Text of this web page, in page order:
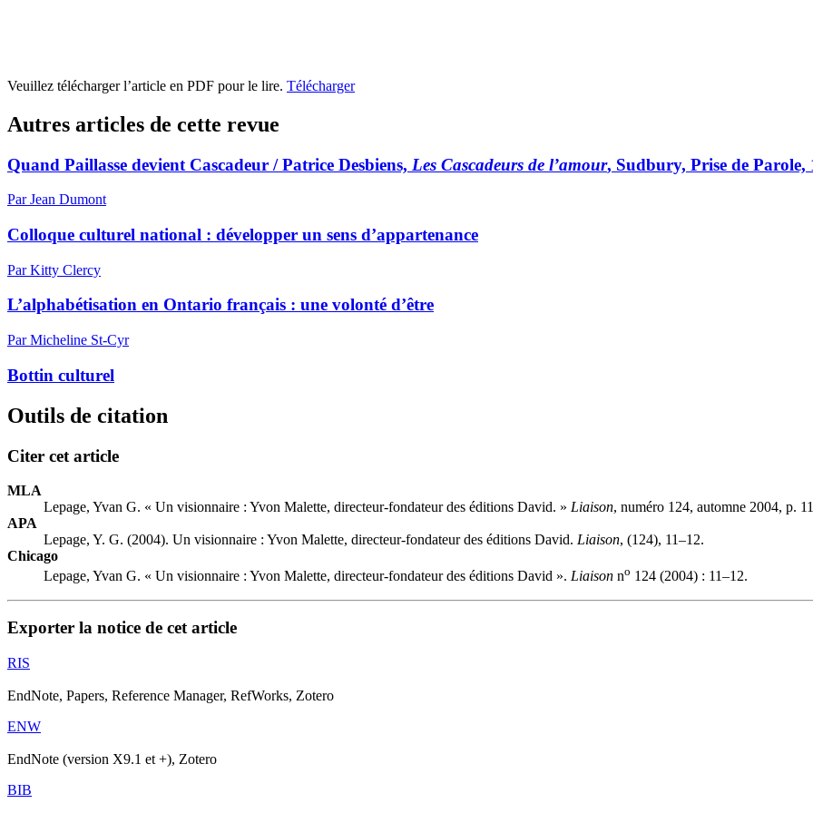
Veuillez télécharger l’article en PDF pour le lire. Télécharger
Autres articles de cette revue
Quand Paillasse devient Cascadeur / Patrice Desbiens, Les Cascadeurs de l’amour, Sudbury, Prise de Parole,
Par Jean Dumont
Colloque culturel national : développer un sens d’appartenance
Par Kitty Clercy
L’alphabétisation en Ontario français : une volonté d’être
Par Micheline St-Cyr
Bottin culturel
Outils de citation
Citer cet article
MLA
Lepage, Yvan G. « Un visionnaire : Yvon Malette, directeur-fondateur des éditions David. » Liaison, numéro 124, automne 2004, p.
APA
Lepage, Y. G. (2004). Un visionnaire : Yvon Malette, directeur-fondateur des éditions David. Liaison, (124), 11–12.
Chicago
Lepage, Yvan G. « Un visionnaire : Yvon Malette, directeur-fondateur des éditions David ». Liaison no 124 (2004) : 11–12.
Exporter la notice de cet article
RIS
EndNote, Papers, Reference Manager, RefWorks, Zotero
ENW
EndNote (version X9.1 et +), Zotero
BIB